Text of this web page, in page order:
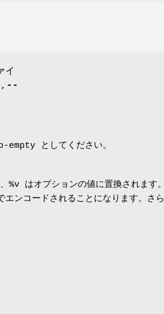
イ
, --
empty としてください。
はオプションの値に置換されます
コードされることになります。さ